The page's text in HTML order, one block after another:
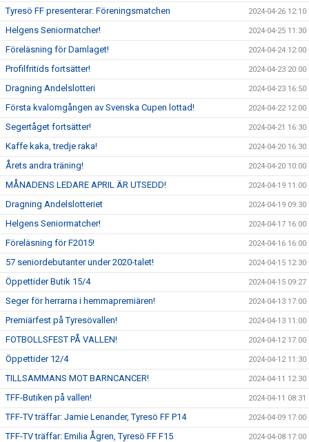
Tyresö FF presenterar: Föreningsmatchen 2024-04-26 12:10
Helgens Seniormatcher! 2024-04-25 11:30
Föreläsning för Damlaget! 2024-04-24 12:00
Profilfritids fortsätter! 2024-04-23 20:00
Dragning Andelslotteri 2024-04-23 16:50
Första kvalomgången av Svenska Cupen lottad! 2024-04-22 12:00
Segertåget fortsätter! 2024-04-21 16:30
Kaffe kaka, tredje raka! 2024-04-20 16:30
Årets andra träning! 2024-04-20 10:00
MÅNADENS LEDARE APRIL ÄR UTSEDD! 2024-04-19 11:00
Dragning Andelslotteriet 2024-04-19 09:30
Helgens Seniormatcher! 2024-04-17 16:00
Föreläsning för F2015! 2024-04-16 16:00
57 seniordebutanter under 2020-talet! 2024-04-15 12:30
Öppettider Butik 15/4 2024-04-15 09:27
Seger för herrarna i hemmapremiären! 2024-04-13 17:00
Premiärfest på Tyresövallen! 2024-04-13 11:00
FOTBOLLSFEST PÅ VALLEN! 2024-04-12 17:00
Öppettider 12/4 2024-04-12 11:30
TILLSAMMANS MOT BARNCANCER! 2024-04-11 12:30
TFF-Butiken på vallen! 2024-04-11 08:31
TFF-TV träffar: Jamie Lenander, Tyresö FF P14 2024-04-09 17:00
TFF-TV träffar: Emilia Ågren, Tyresö FF F15 2024-04-08 17:00